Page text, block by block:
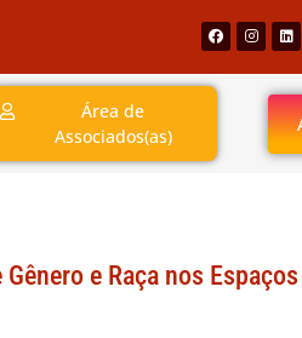
Área de
Associados(as)
e Raça nos Espaços